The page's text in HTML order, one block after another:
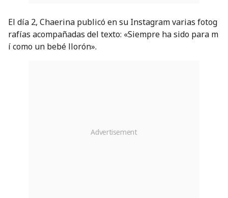
El día 2, Chaerina publicó en su Instagram varias fotog
rafías acompañadas del texto: «Siempre ha sido para m
í como un bebé llorón».